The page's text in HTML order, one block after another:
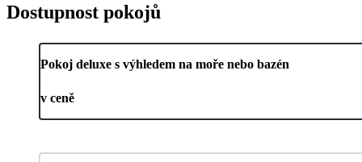
Dostupnost pokojů
Pokoj deluxe s výhledem na moře nebo bazén
v ceně